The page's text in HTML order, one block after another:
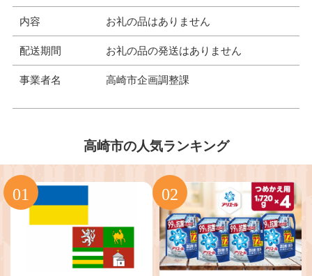
内容 お礼の品はありません
配送期間 お礼の品の発送はありません
事業者名 高崎市企画調整課
高崎市の人気ランキング